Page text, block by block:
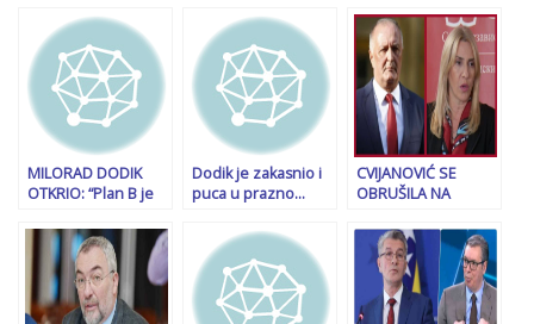
MILORAD DODIK
OTKRIO: “Plan B je
RS-a, ali prije toga…”
Dodik je zakasnio i
puca u prazno…
dogoditi, sve je
unaprijed osuđeno
na propast!
CVIJANOVIĆ SE
OBRUŠILA NA
mržnji svjedoči to
što je….!”